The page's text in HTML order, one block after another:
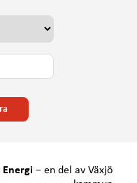
Energi − en del av Växjö